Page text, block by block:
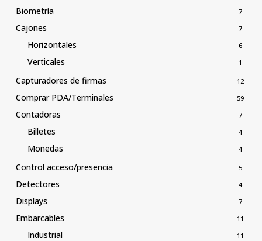
Biometría 7
Cajones 7
Horizontales 6
Verticales 1
Capturadores de firmas 12
Comprar PDA/Terminales 59
Contadoras 7
Billetes 4
Monedas 4
Control acceso/presencia 5
Detectores 4
Displays 7
Embarcables 11
Industrial 11